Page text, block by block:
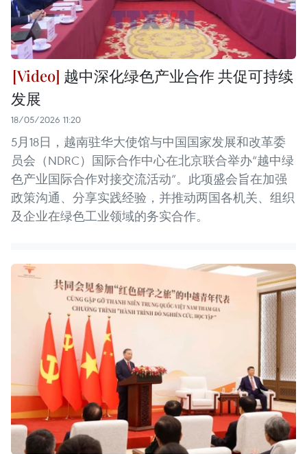
越中深化绿色产业合作 共促可持续
发展
18/05/2026 11:20
5月18日，越南驻华大使馆与中国国家发展和改革委
员会（NDRC）国际合作中心在北京联合举办“越中绿
色产业国际合作对接交流活动”。此项盛会旨在加强
政策沟通、分享实践经验，并推动两国各机关、组织
及企业在绿色工业领域的务实合作。